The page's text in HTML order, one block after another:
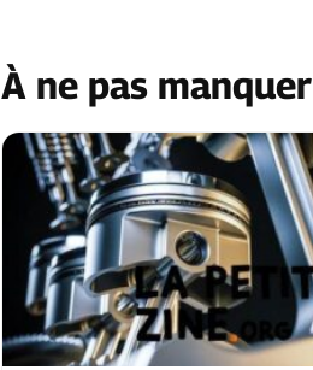
À ne pas manquer